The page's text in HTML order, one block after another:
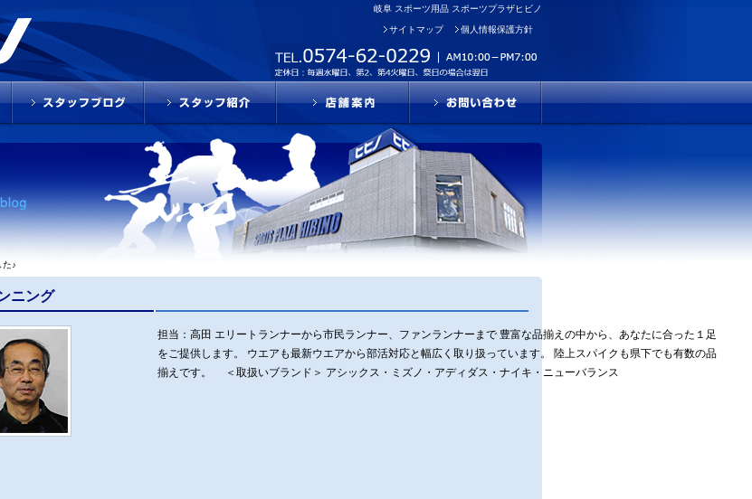
岐阜 スポーツ用品 スポーツプラザヒビノ
サイトマップ 個人情報保護方針
♪
ニング
担当：高田 エリートランナーから市民ランナー、ファンランナーまで 豊富な品揃えの中から、あなたに合った１足
をご提供します。 ウエアも最新ウエアから部活対応と幅広く取り扱っています。 陸上スパイクも県下でも有数の品
揃えです。 ＜取扱いブランド＞ アシックス・ミズノ・アディダス・ナイキ・ニューバランス